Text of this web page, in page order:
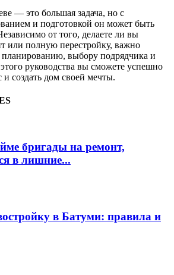
— это большая задача, но с
и подготовкой он может быть
от того, делаете ли вы
или полную перестройку, важно
выбору подрядчика и
руководства вы сможете успешно
и создать дом своей мечты.
бригады на ремонт,
в лишние...
в Батуми: правила и